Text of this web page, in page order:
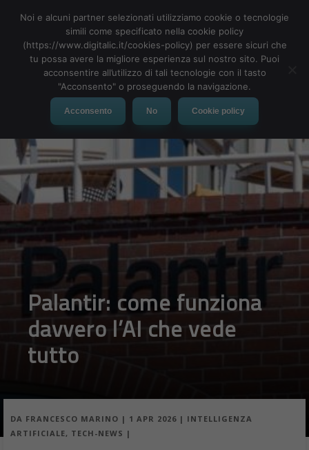
MENU
Palantir: come funziona
davvero l’AI che vede
tutto
DA FRANCESCO MARINO | 1 APR 2026 | INTELLIGENZA
ARTIFICIALE, TECH-NEWS |
Noi e alcuni partner selezionati utilizziamo cookie o tecnologie
simili come specificato nella cookie policy
(https://www.digitalic.it/cookies-policy) per essere sicuri che
tu possa avere la migliore esperienza sul nostro sito. Puoi
acconsentire all’utilizzo di tali tecnologie con il tasto
"Acconsento" o proseguendo la navigazione.
Acconsento No Cookie policy